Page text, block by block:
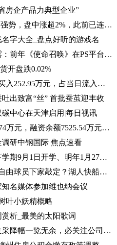
房企产品力典型企业”
光伏30ETF（560980）维持强势，盘中涨超2%，此前已连升3日，权重股捷佳伟创涨超3%
字大全_盘点好听的游戏名
天天观天下！索尼意外透露：前年《使命召唤》在PS平台创造超8亿美元收入
开盘跌0.02%
开勒股份：6月28日获融资买入252.95万元，占当日流入资金比例11.65%-世界即时
出致富“丝” 首批蚕茧迎丰收
中心在天津启用|每日视讯
农业ETF：融资净买入108.74万元，融资余额7525.54万元（06-28）
调研中钢国际 焦点速看
海南中小学新校历来啦！下学期9月1日开学、明年1月27日放寒假|观焦点
【全球新要闻】期待！5大自由球员下家敲定？湖人快船或签全明星后卫
名媒体参加维也纳会议
叶小妖精概略
析_最美的太阳歌词
中成药大洗牌在即！首批集采降幅一览无余，必关注公司火线全揭秘，投资风险哪里藏？